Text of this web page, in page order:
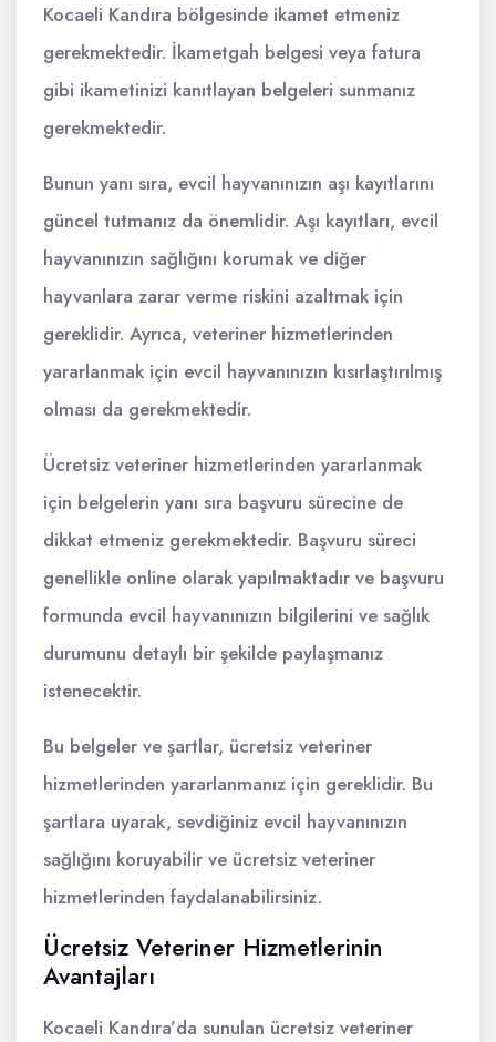
Kocaeli Kandıra bölgesinde ikamet etmeniz
gerekmektedir. İkametgah belgesi veya fatura
gibi ikametinizi kanıtlayan belgeleri sunmanız
gerekmektedir.
Bunun yanı sıra, evcil hayvanınızın aşı kayıtlarını
güncel tutmanız da önemlidir. Aşı kayıtları, evcil
hayvanınızın sağlığını korumak ve diğer
hayvanlara zarar verme riskini azaltmak için
gereklidir. Ayrıca, veteriner hizmetlerinden
yararlanmak için evcil hayvanınızın kısırlaştırılmış
olması da gerekmektedir.
Ücretsiz veteriner hizmetlerinden yararlanmak
için belgelerin yanı sıra başvuru sürecine de
dikkat etmeniz gerekmektedir. Başvuru süreci
genellikle online olarak yapılmaktadır ve başvuru
formunda evcil hayvanınızın bilgilerini ve sağlık
durumunu detaylı bir şekilde paylaşmanız
istenecektir.
Bu belgeler ve şartlar, ücretsiz veteriner
hizmetlerinden yararlanmanız için gereklidir. Bu
şartlara uyarak, sevdiğiniz evcil hayvanınızın
sağlığını koruyabilir ve ücretsiz veteriner
hizmetlerinden faydalanabilirsiniz.
Ücretsiz Veteriner Hizmetlerinin
Avantajları
Kocaeli Kandıra’da sunulan ücretsiz veteriner